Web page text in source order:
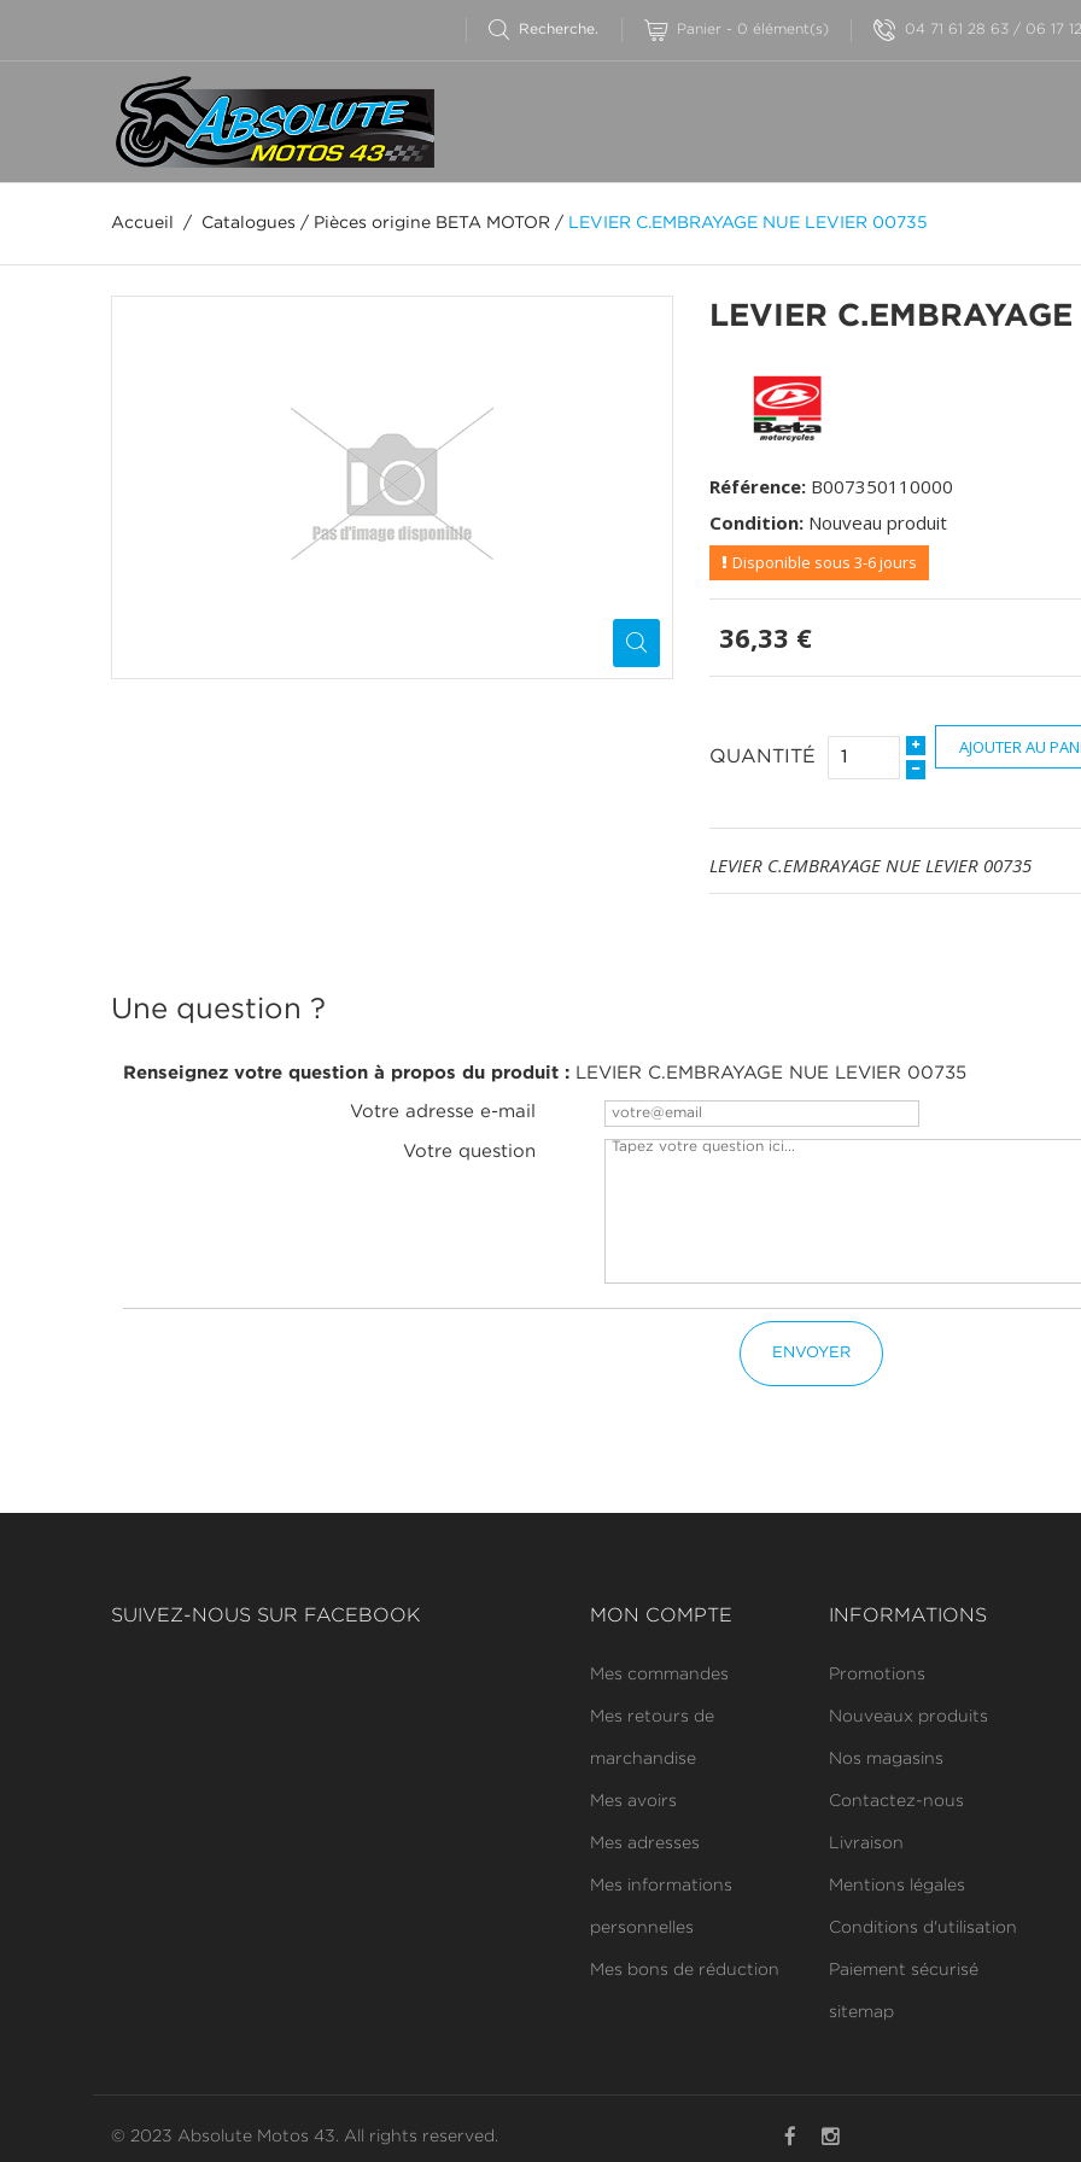
Panier - 0 élément(s) 04 71 61 28 63 / 06 17
Accueil / Catalogues / Pièces origine BETA MOTOR / LEVIER C.EMBRAYAGE NUE LEVIER 00735
LEVIER
Référence: B007350110000
Condition: Nouveau produit
Disponible sous 3-6 jours
36,33 €
QUANTITÉ
AJOUTER AU
LEVIER C.EMBRAYAGE NUE LEVIER 00735
Une question ?
Renseignez votre question à propos du produit : LEVIER C.EMBRAYAGE NUE LEVIER 00735
Votre adresse e-mail
Votre question
ENVOYER
SUIVEZ-NOUS SUR FACEBOOK MON COMPTE
Mes commandes
Mes retours de
marchandise
Mes avoirs
Mes adresses
Mes informations
personnelles
Mes bons de réduction
INFORMATIONS
Promotions
Nouveaux produits
Nos magasins
Contactez-nous
Livraison
Mentions légales
Conditions d'utilisation
Paiement sécurisé
sitemap
© 2023 Absolute Motos 43. All rights reserved.